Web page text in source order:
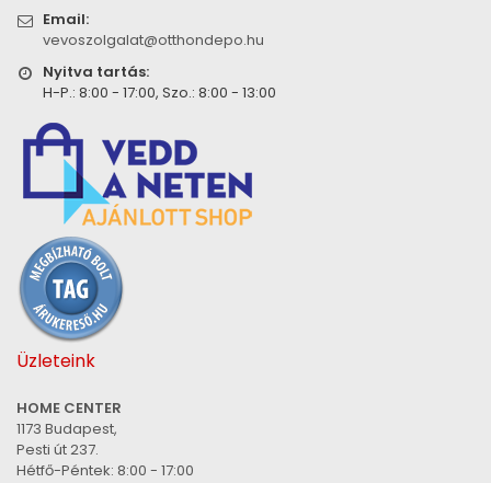
Email:
vevoszolgalat@otthondepo.hu
Nyitva tartás:
H-P.: 8:00 - 17:00, Szo.: 8:00 - 13:00
Üzleteink
HOME CENTER
1173 Budapest,
Pesti út 237.
Hétfő-Péntek: 8:00 - 17:00